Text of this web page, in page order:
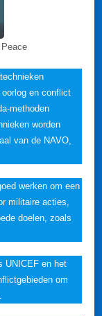
en conflict
methoden
worden
van de NAVO,
werken om een
militaire acties,
doelen, zoals
UNICEF en het
om